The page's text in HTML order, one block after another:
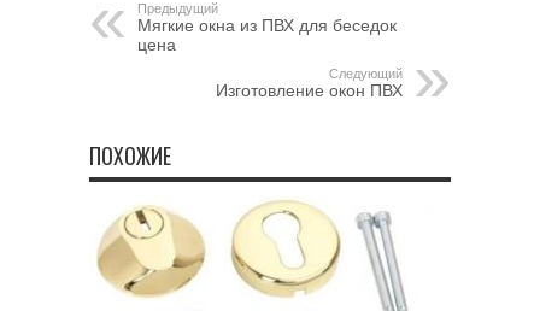
Предыдущий
Мягкие окна из ПВХ для беседок
цена
Следующий
Изготовление окон ПВХ
ПОХОЖИЕ